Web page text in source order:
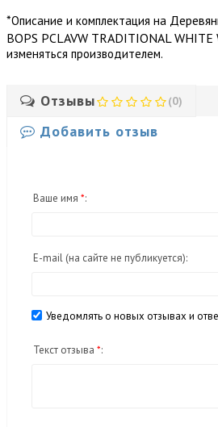
*Описание и комплектация на
BOPS PCLAVW TRADITIONAL WHITE
изменяться производителем.
Отзывы (0)
Добавить отзыв
Ваше имя *:
E-mail (на сайте не публикуется):
Уведомлять о новых отзывах и
Текст отзыва *: